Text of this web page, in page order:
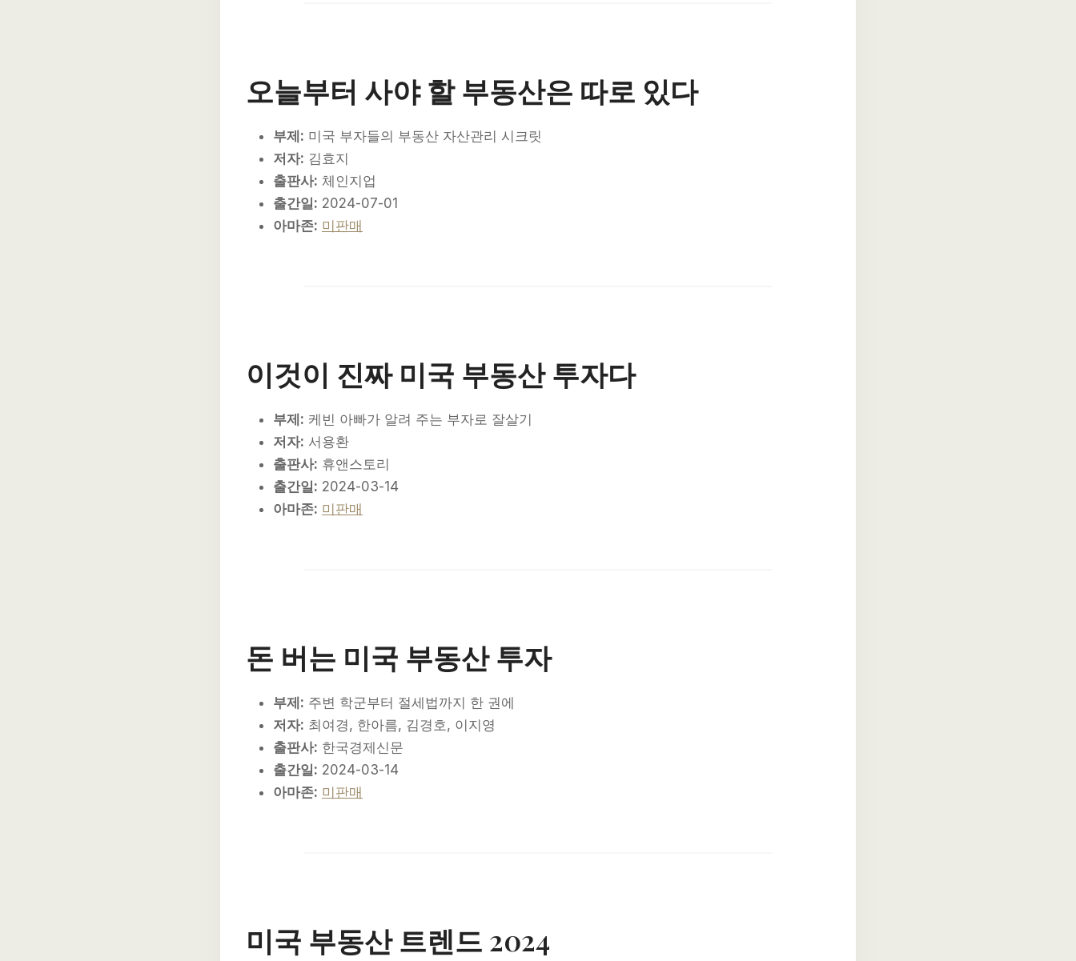
오늘부터 사야 할 부동산은 따로 있다
부제: 미국 부자들의 부동산 자산관리 시크릿
저자: 김효지
출판사: 체인지업
출간일: 2024-07-01
아마존: 미판매
이것이 진짜 미국 부동산 투자다
부제: 케빈 아빠가 알려 주는 부자로 잘살기
저자: 서용환
출판사: 휴앤스토리
출간일: 2024-03-14
아마존: 미판매
돈 버는 미국 부동산 투자
부제: 주변 학군부터 절세법까지 한 권에
저자: 최여경, 한아름, 김경호, 이지영
출판사: 한국경제신문
출간일: 2024-03-14
아마존: 미판매
미국 부동산 트렌드 2024